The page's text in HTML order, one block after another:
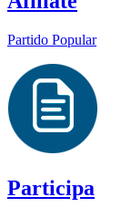
Partido Popular
Participa